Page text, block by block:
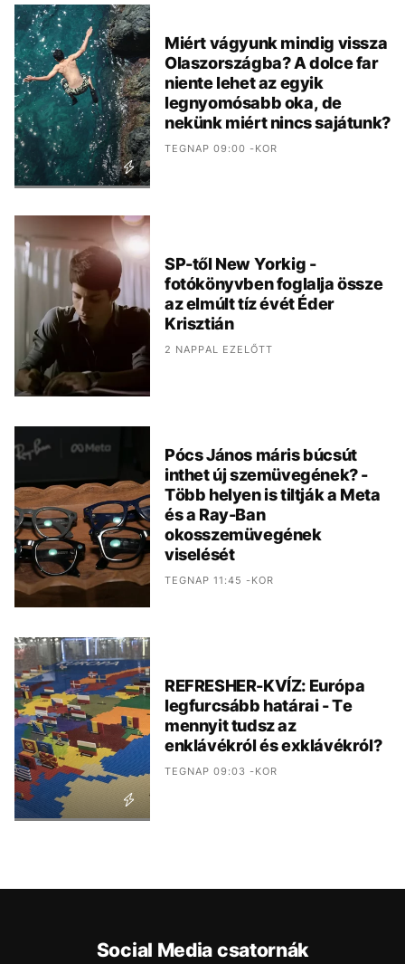
Miért vágyunk mindig vissza
Olaszországba? A dolce far
niente lehet az egyik
legnyomósabb oka, de
nekünk miért nincs sajátunk?
TEGNAP 09:00 -KOR
SP-től New Yorkig -
fotókönyvben foglalja össze
az elmúlt tíz évét Éder
Krisztián
2 NAPPAL EZELŐTT
Pócs János máris búcsút
inthet új szemüvegének? -
Több helyen is tiltják a Meta
és a Ray-Ban
okosszemüvegének
viselését
TEGNAP 11:45 -KOR
REFRESHER-KVÍZ: Európa
legfurcsább határai - Te
mennyit tudsz az
enklávékról és exklávékról?
TEGNAP 09:03 -KOR
Social Media csatornák